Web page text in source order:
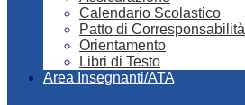
Calendario Scolastico
Patto di Corresponsabilità
Orientamento
Libri di Testo
Area Insegnanti/ATA